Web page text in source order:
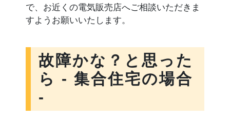
で、お近くの電気販売店へご相談いただきま
すようお願いいたします。
故障かな？と思った
ら - 集合住宅の場合
-